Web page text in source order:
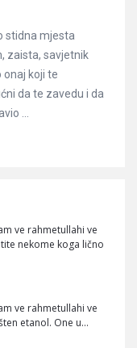
stidna mjesta
zaista, savjetnik
onaj koji te
da te zavedu i da
...
ve rahmetullahi ve
nekome koga lično
ve rahmetullahi ve
etanol. One u…